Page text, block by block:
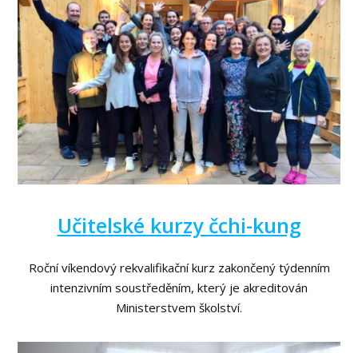
Učitelské kurzy čchi-kung
Roční víkendový rekvalifikační kurz zakončený týdenním
intenzivním soustředěním, který je akreditován
Ministerstvem školství.